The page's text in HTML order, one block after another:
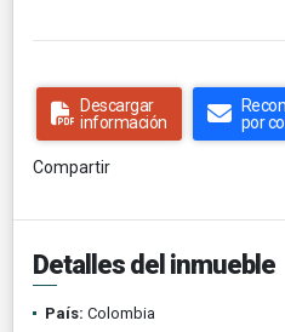
Descargar
información
por
Compartir
Detalles del inmueble
País: Colombia